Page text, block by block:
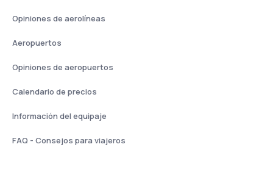
Opiniones de aerolíneas
Aeropuertos
Opiniones de aeropuertos
Calendario de precios
Información del equipaje
FAQ - Consejos para viajeros